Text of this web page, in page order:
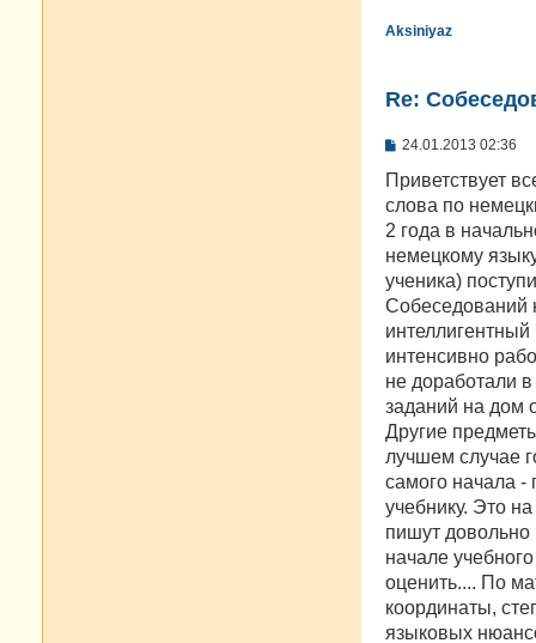
Aksiniyaz
Re:
С
о
б
щ
е
и
е
24.01.2013 02:36
Приветствует
слова по
2 года в
немецкому
ученика)
Собеседований
интенсивно
не доработали
заданий на дом
Другие
лучшем случае
самого начала -
учебнику. Это
пишут
начале
оценить.... По
координаты,
языковых